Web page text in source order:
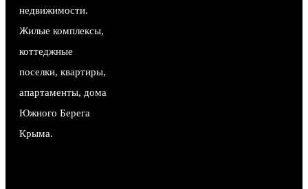
недвижимости.
Жилые комплексы,
коттеджные
поселки, квартиры,
апартаменты, дома
Южного Берега
Крыма.